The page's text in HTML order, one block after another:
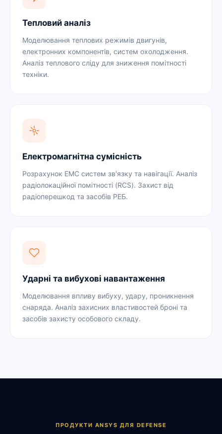
Тепловий аналіз
Моделювання теплових режимів двигунів,
електронних компонентів, систем охолодження.
Аналіз теплового сліду для зниження помітності
техніки.
Електромагнітна сумісність
Розрахунок ЕМС систем зв'язку та навігації. Аналіз
радіолокаційної помітності (RCS). Захист від
радіоперешкод та засобів РЕБ.
Ударні та вибухові навантаження
Моделювання впливу вибуху, удару, проникнення
снаряда. Аналіз захисних властивостей броні та
засобів захисту особового складу.
ПРОДУКТИ ANSYS ДЛЯ DEFENSE